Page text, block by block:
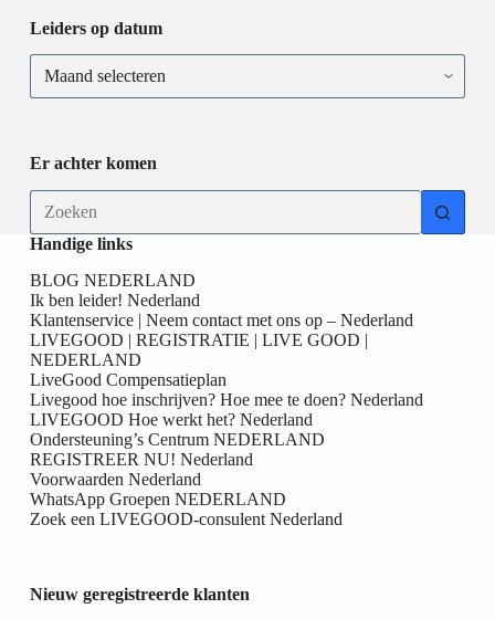
Leiders op datum
Er achter komen
Handige links
BLOG NEDERLAND
Ik ben leider! Nederland
Klantenservice | Neem contact met ons op – Nederland
LIVEGOOD | REGISTRATIE | LIVE GOOD |
NEDERLAND
LiveGood Compensatieplan
Livegood hoe inschrijven? Hoe mee te doen? Nederland
LIVEGOOD Hoe werkt het? Nederland
Ondersteuning’s Centrum NEDERLAND
REGISTREER NU! Nederland
Voorwaarden Nederland
WhatsApp Groepen NEDERLAND
Zoek een LIVEGOOD-consulent Nederland
Nieuw geregistreerde klanten